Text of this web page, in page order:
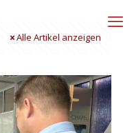
Alle Artikel anzeigen